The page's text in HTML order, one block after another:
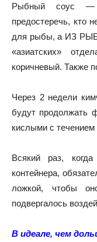
Рыбный соус —
предостеречь, кто
для рыбы, а ИЗ
«азиатских»
коричневый. Также
Через 2 недели
будут продолжать
кислыми с течением
Всякий раз,
контейнера,
ложкой, чтобы
подвергалось
В идеале, чем